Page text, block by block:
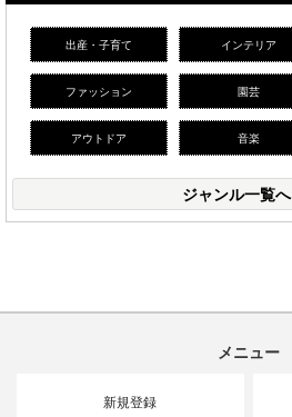
出産・子育て インテリア
ファッション 園芸
アウトドア 音楽
ジャンル一覧へ
メニュー
新規登録